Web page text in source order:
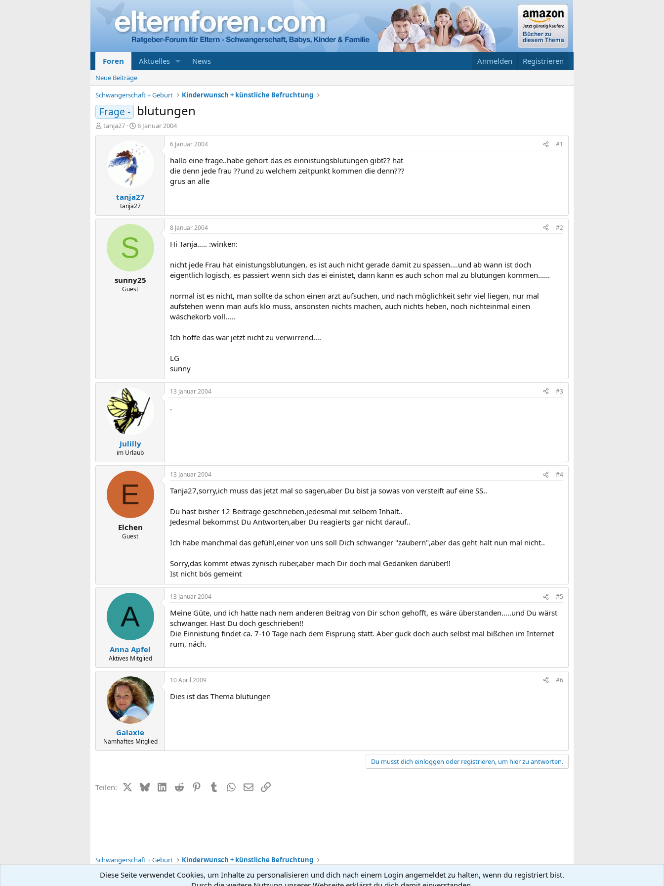
Foren Aktuelles News Anmelden Registrieren
Neue Beiträge
Schwangerschaft + Geburt
Kinderwunsch + künstliche Befruchtung
Frage - blutungen
E
r
tanja27
E
r
t
l
a
m
6 Januar 2004
tanja27
tanja27
6 Januar 2004 #1
hallo eine frage..habe gehört das es einnistungsblutungen gibt?? hat
die denn jede frau ??und zu welchem zeitpunkt kommen die denn???
grus an alle
S
sunny25
Guest
8 Januar 2004 #2
Hi Tanja..... :winken:
nicht jede Frau hat einistungsblutungen, es ist auch nicht gerade damit zu spassen....und ab wann ist doch
eigentlich logisch, es passiert wenn sich das ei einistet, dann kann es auch schon mal zu blutungen kommen......
normal ist es nicht, man sollte da schon einen arzt aufsuchen, und nach möglichkeit sehr viel liegen, nur mal
aufstehen wenn man aufs klo muss, ansonsten nichts machen, auch nichts heben, noch nichteinmal einen
wäschekorb voll.....
Ich hoffe das war jetzt nicht zu verwirrend....
LG
sunny
Julilly
im Urlaub
13 Januar 2004 #3
.
E
Elchen
Guest
13 Januar 2004 #4
Tanja27,sorry,ich muss das jetzt mal so sagen,aber Du bist ja sowas von versteift auf eine SS..
Du hast bisher 12 Beiträge geschrieben,jedesmal mit selbem Inhalt..
Jedesmal bekommst Du Antworten,aber Du reagierts gar nicht darauf..
Ich habe manchmal das gefühl,einer von uns soll Dich schwanger "zaubern",aber das geht halt nun mal nicht..
Sorry,das kommt etwas zynisch rüber,aber mach Dir doch mal Gedanken darüber!!
Ist nicht bös gemeint
A
Anna Apfel
Aktives Mitglied
13 Januar 2004 #5
Meine Güte, und ich hatte nach nem anderen Beitrag von Dir schon gehofft, es wäre überstanden.....und Du wärst
schwanger. Hast Du doch geschrieben!!
Die Einnistung findet ca. 7-10 Tage nach dem Eisprung statt. Aber guck doch auch selbst mal bißchen im Internet
rum, näch.
Galaxie
Namhaftes Mitglied
10 April 2009 #6
Dies ist das Thema blutungen
Du musst dich einloggen oder registrieren, um hier zu antworten.
Teilen: X (Twitter)
BlueskyLinkedIn
Reddit PinterestTumblrWhatsApp
E-MailLink
Schwangerschaft + Geburt Kinderwunsch + künstliche Befruchtung
Kontakt Nutzungsbedingungen Datenschutz
Diese Seite verwendet Cookies, um Inhalte zu personalisieren und dich nach einem Login angemeldet zu halten, wenn du registriert bist.